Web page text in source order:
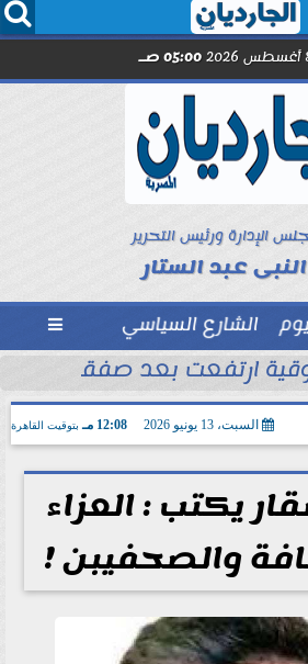
  
05:00 صـ
الإدارة ورئيس التحرير
عبد الستار
الشارع السياسي 
ارتفعت بعد صفقة
السبت، 13 يونيو 2026 12:08 مـ بتوقيت القاهرة
يكتب : العزاء
والصحفيبن !